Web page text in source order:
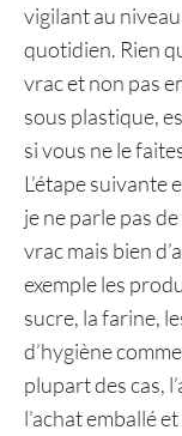
vigilant au
quotidien. Rien
vrac et non pas
sous plastique,
si vous ne le
L’étape suivante
je ne parle pas
vrac mais bien
exemple les
sucre, la farine,
d’hygiène
plupart des cas,
l’achat emballé